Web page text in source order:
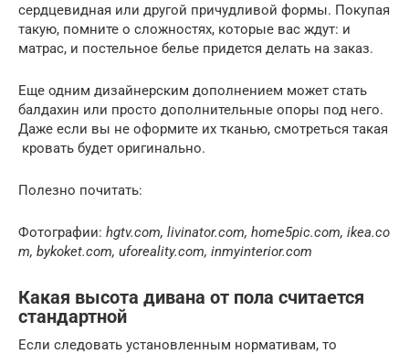
сердцевидная или другой причудливой формы. Покупая
такую, помните о сложностях, которые вас ждут: и
матрас, и постельное белье придется делать на заказ.
Еще одним дизайнерским дополнением может стать
балдахин или просто дополнительные опоры под него.
Даже если вы не оформите их тканью, смотреться такая
кровать будет оригинально.
Полезно почитать:
Фотографии: hgtv.com, livinator.com, home5pic.com, ikea.co
m, bykoket.com, uforeality.com, inmyinterior.com
Какая высота дивана от пола считается
стандартной
Если следовать установленным нормативам, то